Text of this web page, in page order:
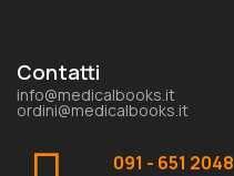
Contatti
info@medicalbooks.it
ordini@medicalbooks.it
091 - 651 2048